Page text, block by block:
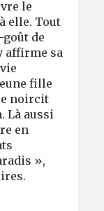
le
elle. Tout
de
affirme sa
fille
noircit
Là aussi
en
»,